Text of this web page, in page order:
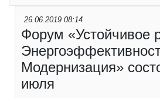
26.06.2019 08:14
Форум «Устойчивое
Модернизация»
июля